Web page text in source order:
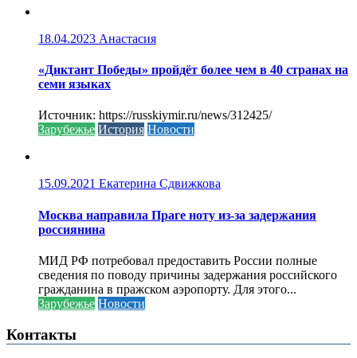
18.04.2023 Анастасия
«Диктант Победы» пройдёт более чем в 40 странах на
семи языках
Источник: https://russkiymir.ru/news/312425/
Зарубежье История Новости
15.09.2021 Екатерина Сдвижкова
Москва направила Праге ноту из-за задержания
россиянина
МИД РФ потребовал предоставить России полные
сведения по поводу причины задержания российского
гражданина в пражском аэропорту. Для этого...
Зарубежье Новости
Контакты